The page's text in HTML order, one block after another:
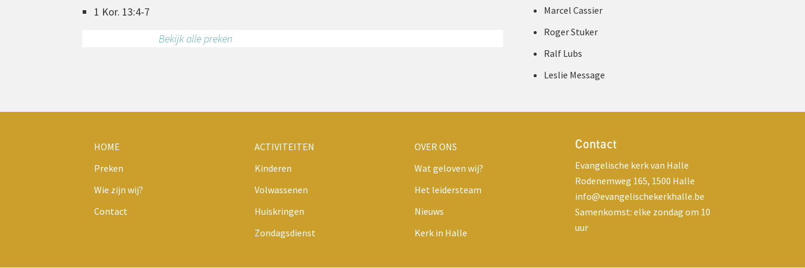
1 Kor. 13:4-7
Bekijk alle preken
Marcel Cassier
Roger Stuker
Ralf Lubs
Leslie Message
HOME
Preken
Wie zijn wij?
Contact
ACTIVITEITEN
Kinderen
Volwassenen
Huiskringen
Zondagsdienst
OVER ONS
Wat geloven wij?
Het leidersteam
Nieuws
Kerk in Halle
Contact
Evangelische kerk van Halle
Rodenemweg 165, 1500 Halle
info@evangelischekerkhalle.be
Samenkomst: elke zondag om 10
uur